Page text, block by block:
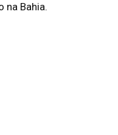
na Bahia.